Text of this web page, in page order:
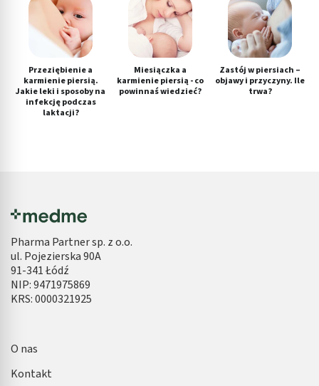
Przeziębienie a
karmienie piersią.
Jakie leki i sposoby na
infekcję podczas
laktacji?
Miesiączka a
karmienie piersią - co
powinnaś wiedzieć?
Zastój w piersiach –
objawy i przyczyny. Ile
trwa?
Pharma Partner sp. z o.o.
ul. Pojezierska 90A
91-341 Łódź
NIP: 9471975869
KRS: 0000321925
O nas
Kontakt